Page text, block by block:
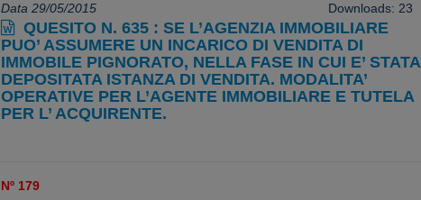
Data 29/05/2015
Downloads: 23
QUESITO N. 635 : SE L’AGENZIA IMMOBILIARE
PUO’ ASSUMERE UN INCARICO DI VENDITA DI
IMMOBILE PIGNORATO, NELLA FASE IN CUI E’ STATA
DEPOSITATA ISTANZA DI VENDITA. MODALITA’
OPERATIVE PER L’AGENTE IMMOBILIARE E TUTELA
PER L’ ACQUIRENTE.
Nº 179